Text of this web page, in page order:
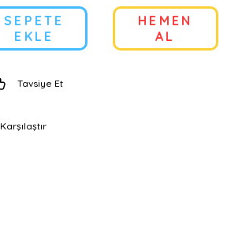
SEPETE
EKLE
HEMEN
AL
Tavsiye Et
Karşılaştır